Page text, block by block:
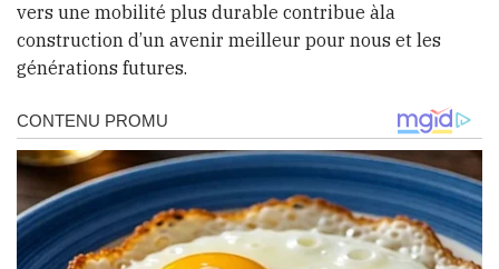
vers une mobilité plus durable contribue àla
construction d’un avenir meilleur pour nous et les
générations futures.